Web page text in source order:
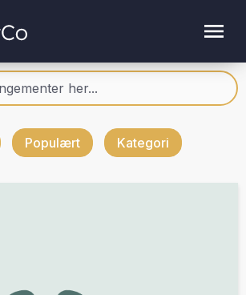
Populært Kategori